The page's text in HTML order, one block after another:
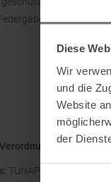
Diese
Wir
und die
Website
der
legen.
GPSR
TUNAP GmbH & Co. KG